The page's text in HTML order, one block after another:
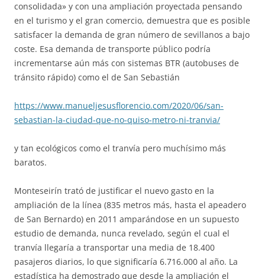
consolidada» y con una ampliación proyectada pensando
en el turismo y el gran comercio, demuestra que es posible
satisfacer la demanda de gran número de sevillanos a bajo
coste. Esa demanda de transporte público podría
incrementarse aún más con sistemas BTR (autobuses de
tránsito rápido) como el de San Sebastián
https://www.manueljesusflorencio.com/2020/06/san-
sebastian-la-ciudad-que-no-quiso-metro-ni-tranvia/
y tan ecológicos como el tranvía pero muchísimo más
baratos.
Monteseirín trató de justificar el nuevo gasto en la
ampliación de la línea (835 metros más, hasta el apeadero
de San Bernardo) en 2011 amparándose en un supuesto
estudio de demanda, nunca revelado, según el cual el
tranvía llegaría a transportar una media de 18.400
pasajeros diarios, lo que significaría 6.716.000 al año. La
estadística ha demostrado que desde la ampliación el